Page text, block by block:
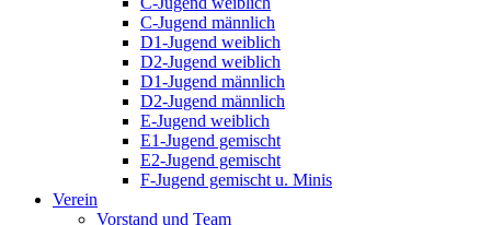
C-Jugend männlich
D1-Jugend weiblich
D2-Jugend weiblich
D1-Jugend männlich
D2-Jugend männlich
E-Jugend weiblich
E1-Jugend gemischt
E2-Jugend gemischt
F-Jugend gemischt u. Minis
Verein
Vorstand und Team